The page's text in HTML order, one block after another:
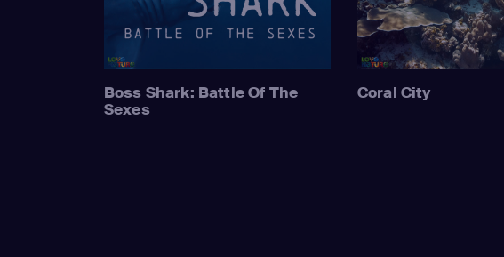
Boss Shark: Battle Of The
Sexes
Coral City